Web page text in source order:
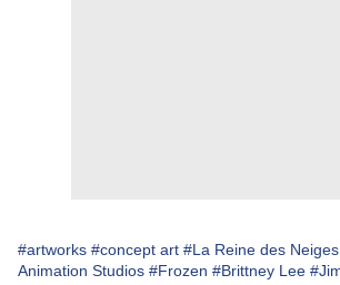
#artworks #concept art #La Reine des Neiges
Animation Studios #Frozen #Brittney Lee